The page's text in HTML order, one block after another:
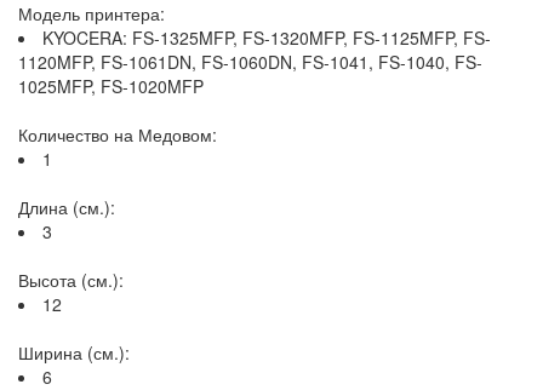
Модель принтера:
KYOCERA: FS-1325MFP, FS-1320MFP, FS-1125MFP, FS-
1120MFP, FS-1061DN, FS-1060DN, FS-1041, FS-1040, FS-
1025MFP, FS-1020MFP
Количество на Медовом:
1
Длина (см.):
3
Высота (см.):
12
Ширина (см.):
6